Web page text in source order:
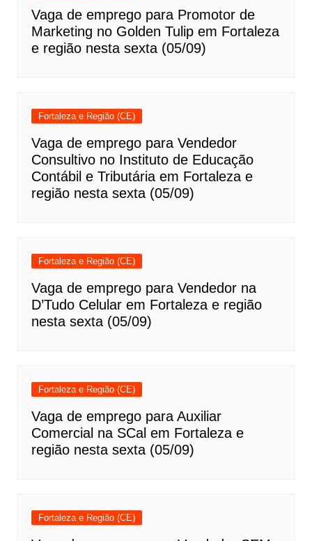
Vaga de emprego para Promotor de
Marketing no Golden Tulip em Fortaleza
e região nesta sexta (05/09)
Fortaleza e Região (CE)
Vaga de emprego para Vendedor
Consultivo no Instituto de Educação
Contábil e Tributária em Fortaleza e
região nesta sexta (05/09)
Fortaleza e Região (CE)
Vaga de emprego para Vendedor na
D’Tudo Celular em Fortaleza e região
nesta sexta (05/09)
Fortaleza e Região (CE)
Vaga de emprego para Auxiliar
Comercial na SCal em Fortaleza e
região nesta sexta (05/09)
Fortaleza e Região (CE)